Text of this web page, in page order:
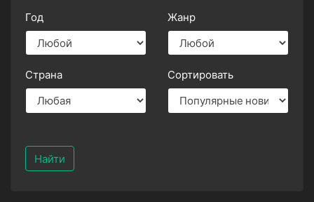
Год Жанр
Страна Сортировать
Найти